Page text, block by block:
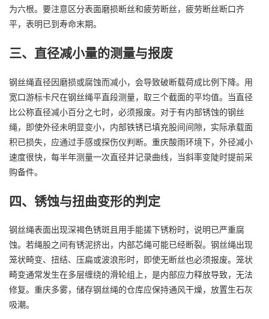
为六根。要注意区分表面磨损断丝和疲劳断丝，疲劳断丝断口齐
平，表明已到寿命末期。
三、直径减小量的测量与报废
钢丝绳直径因磨损或腐蚀而减小，会导致破断载荷成比例下降。用
宽口游标卡尺在钢丝绳平直段测量，取三个截面的平均值。当直径
比公称直径减小百分之七时，必须报废。对于有内部锈蚀的钢丝
绳，即使外径未明显变小，内部铁锈已填充股间间隙，实际承载面
积已损失，应通过手感或探伤仪判断。重庆酸雨环境下，外径减小
速度很快，每半年测量一次直径并记录曲线，当斜率变陡时提前采
购备件。
四、锈蚀与扭曲变形的判定
钢丝绳表面出现深褐色锈斑且用手能搓下锈粉时，说明已严重腐
蚀。若绳股之间有锈泥挤出，内部芯绳可能已经断裂。钢丝绳出现
笼状畸变、扭结、压扁或波浪形时，即使无断丝也必须报废。笼状
畸变通常发生在多层缠绕的滑轮组上，是内部应力释放导致，无法
修复。重庆多雾，储存钢丝绳的仓库应保持通风干燥，放置生石灰
吸潮。